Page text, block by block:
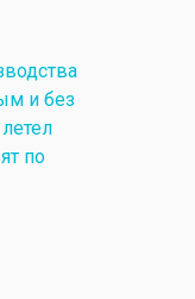
и без
по